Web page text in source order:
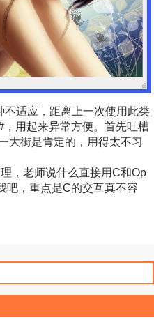
适应，距离上一次使用此类
用起来异常方便。首先吐槽
大街是肯定的，用得太不习
老师说什么直接用C和Op
吧，重点是C的交互真不容